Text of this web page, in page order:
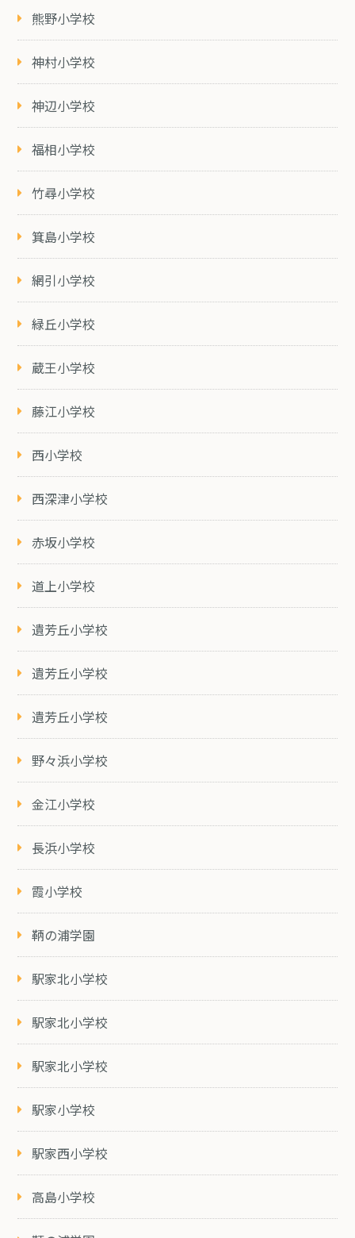
熊野小学校
神村小学校
神辺小学校
福相小学校
竹尋小学校
箕島小学校
網引小学校
緑丘小学校
蔵王小学校
藤江小学校
西小学校
西深津小学校
赤坂小学校
道上小学校
遺芳丘小学校
遺芳丘小学校
遺芳丘小学校
野々浜小学校
金江小学校
長浜小学校
霞小学校
鞆の浦学園
駅家北小学校
駅家北小学校
駅家北小学校
駅家小学校
駅家西小学校
高島小学校